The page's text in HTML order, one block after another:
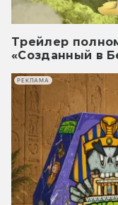
Трейлер
«Созданный в
РЕКЛАМА